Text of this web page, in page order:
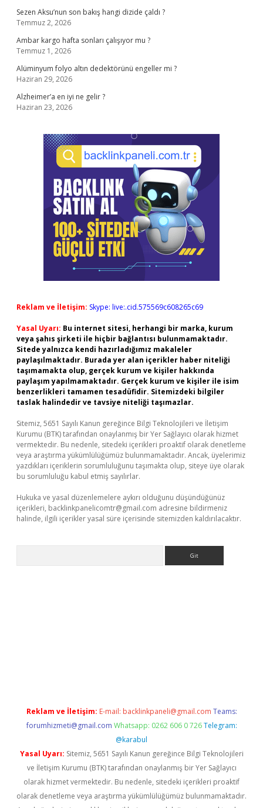
Sezen Aksu’nun son bakış hangi dizide çaldı ?
Temmuz 2, 2026
Ambar kargo hafta sonları çalışıyor mu ?
Temmuz 1, 2026
Alüminyum folyo altın dedektörünü engeller mi ?
Haziran 29, 2026
Alzheimer’a en iyi ne gelir ?
Haziran 23, 2026
Reklam ve İletişim: Skype: live:.cid.575569c608265c69
Yasal Uyarı: Bu internet sitesi, herhangi bir marka, kurum
veya şahıs şirketi ile hiçbir bağlantısı bulunmamaktadır.
Sitede yalnızca kendi hazırladığımız makaleler
paylaşılmaktadır. Burada yer alan içerikler haber niteliği
taşımamakta olup, gerçek kurum ve kişiler hakkında
paylaşım yapılmamaktadır. Gerçek kurum ve kişiler ile isim
benzerlikleri tamamen tesadüfidir. Sitemizdeki bilgiler
taslak halindedir ve tavsiye niteliği taşımazlar.
Sitemiz, 5651 Sayılı Kanun gereğince Bilgi Teknolojileri ve İletişim
Kurumu (BTK) tarafından onaylanmış bir Yer Sağlayıcı olarak hizmet
vermektedir. Bu nedenle, sitedeki içerikleri proaktif olarak denetleme
veya araştırma yükümlülüğümüz bulunmamaktadır. Ancak, üyelerimiz
yazdıkları içeriklerin sorumluluğunu taşımakta olup, siteye üye olarak
bu sorumluluğu kabul etmiş sayılırlar.
Hukuka ve yasal düzenlemelere aykırı olduğunu düşündüğünüz
içerikleri, backlinkpanelicomtr@gmail.com adresine bildirmeniz
halinde, ilgili içerikler yasal süre içerisinde sitemizden kaldırılacaktır.
Reklam ve İletişim: E-mail: backlinkpaneli@gmail.com Teams:
forumhizmeti@gmail.com Whatsapp: 0262 606 0 726 Telegram:
@karabul
Yasal Uyarı: Sitemiz, 5651 Sayılı Kanun gereğince Bilgi Teknolojileri
ve İletişim Kurumu (BTK) tarafından onaylanmış bir Yer Sağlayıcı
olarak hizmet vermektedir. Bu nedenle, sitedeki içerikleri proaktif
olarak denetleme veya araştırma yükümlülüğümüz bulunmamaktadır.